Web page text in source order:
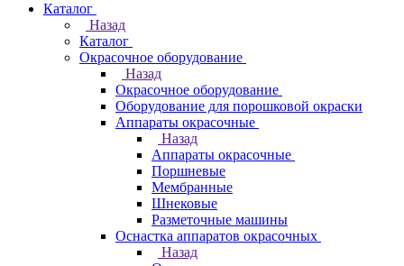
Каталог
Назад
Каталог
Окрасочное оборудование
Назад
Окрасочное оборудование
Оборудование для порошковой окраски
Аппараты окрасочные
Назад
Аппараты окрасочные
Поршневые
Мембранные
Шнековые
Разметочные машины
Оснастка аппаратов окрасочных
Назад